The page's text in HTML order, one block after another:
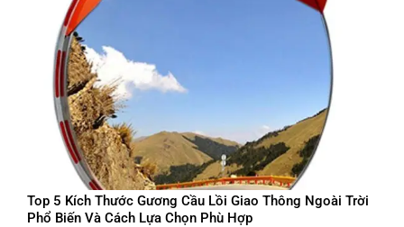
Top 5 Kích Thước Gương Cầu Lồi Giao Thông Ngoài Trời
Phổ Biến Và Cách Lựa Chọn Phù Hợp